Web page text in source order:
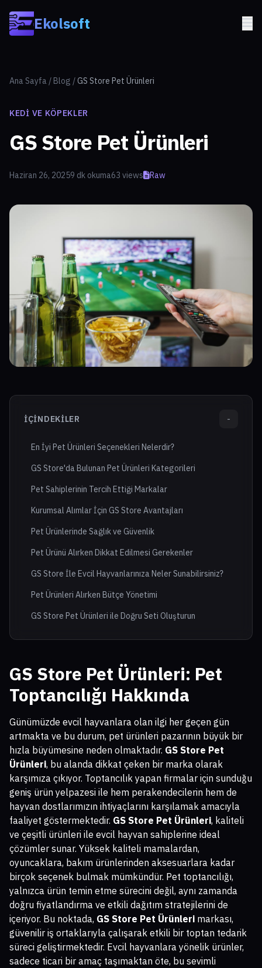
Ekolsoft
Ana Sayfa / Blog /GS Store Pet Ürünleri
KEDI VE KÖPEKLER
GS Store Pet Ürünleri
Haziran 26, 20259 dk okuma63 views Raw
İÇINDEKILER -
En İyi Pet Ürünleri Seçenekleri Nelerdir?
GS Store'da Bulunan Pet Ürünleri Kategorileri
Pet Sahiplerinin Tercih Ettiği Markalar
Kurumsal Alımlar İçin GS Store Avantajları
Pet Ürünlerinde Sağlık ve Güvenlik
Pet Ürünü Alırken Dikkat Edilmesi Gerekenler
GS Store İle Evcil Hayvanlarınıza Neler Sunabilirsiniz?
Pet Ürünleri Alırken Bütçe Yönetimi
GS Store Pet Ürünleri ile Doğru Seti Oluşturun
GS Store Pet Ürünleri: Pet
Toptancılığı Hakkında
Günümüzde evcil hayvanlara olan ilgi her geçen gün
artmakta ve bu durum, pet ürünleri pazarının büyük bir
hızla büyümesine neden olmaktadır. GS Store Pet
Ürünleri, bu alanda dikkat çeken bir marka olarak
karşımıza çıkıyor. Toptancılık yapan firmalar için sunduğu
geniş ürün yelpazesi ile hem perakendecilerin hem de
hayvan dostlarımızın ihtiyaçlarını karşılamak amacıyla
faaliyet göstermektedir. GS Store Pet Ürünleri, kaliteli
ve çeşitli ürünleri ile evcil hayvan sahiplerine ideal
çözümler sunar. Yüksek kaliteli mamalardan,
oyuncaklara, bakım ürünlerinden aksesuarlara kadar
birçok seçenek bulmak mümkündür. Pet toptancılığı,
yalnızca ürün temin etme sürecini değil, aynı zamanda
doğru fiyatlandırma ve etkili dağıtım stratejilerini de
içeriyor. Bu noktada, GS Store Pet Ürünleri markası,
güvenilir iş ortaklarıyla çalışarak etkili bir toptan tedarik
süreci geliştirmektedir. Evcil hayvanlara yönelik ürünler,
sadece ticari bir amaç taşımaktan öte, bu sevimli